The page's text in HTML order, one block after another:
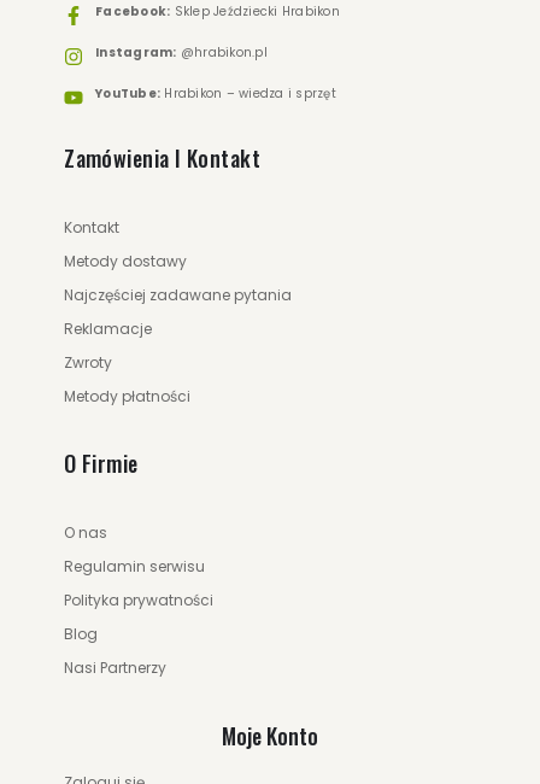
Facebook: Sklep Jeździecki Hrabikon
Instagram: @hrabikon.pl
YouTube: Hrabikon – wiedza i sprzęt
Zamówienia I Kontakt
Kontakt
Metody dostawy
Najczęściej zadawane pytania
Reklamacje
Zwroty
Metody płatności
O Firmie
O nas
Regulamin serwisu
Polityka prywatności
Blog
Nasi Partnerzy
Moje Konto